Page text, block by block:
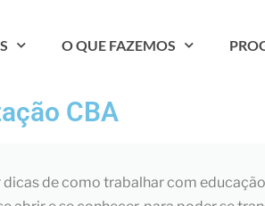
O QUE FAZEMOS
CBA
de como trabalhar com